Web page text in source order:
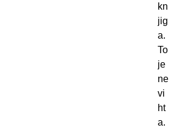
kn
jig
a.
To
je
ne
vi
ht
a.